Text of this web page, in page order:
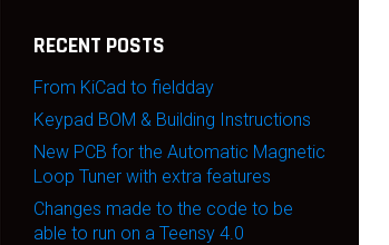
RECENT POSTS
From KiCad to fieldday
Keypad BOM & Building Instructions
New PCB for the Automatic Magnetic
Loop Tuner with extra features
Changes made to the code to be
able to run on a Teensy 4.0